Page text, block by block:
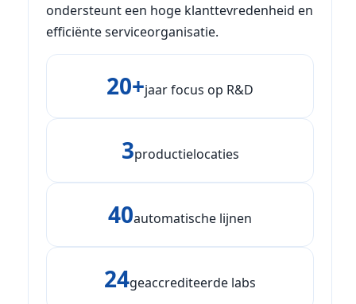
ondersteunt een hoge klanttevredenheid en
efficiënte serviceorganisatie.
20+jaar focus op R&D
3productielocaties
40automatische lijnen
24geaccrediteerde labs